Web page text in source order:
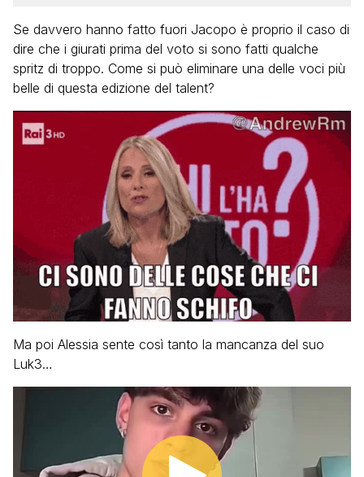
Se davvero hanno fatto fuori Jacopo è proprio il caso di
dire che i giurati prima del voto si sono fatti qualche
spritz di troppo. Come si può eliminare una delle voci più
belle di questa edizione del talent?
Ma poi Alessia sente così tanto la mancanza del suo
Luk3…